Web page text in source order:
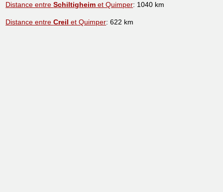
Distance entreSchiltigheim et Quimper: 1040 km
Distance entreCreil et Quimper: 622 km